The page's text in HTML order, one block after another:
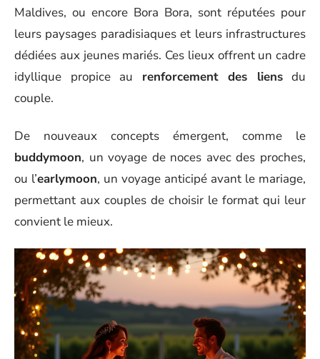
Maldives, ou encore Bora Bora, sont réputées pour
leurs paysages paradisiaques et leurs infrastructures
dédiées aux jeunes mariés. Ces lieux offrent un cadre
idyllique propice au renforcement des liensdu
couple.
De nouveaux concepts émergent, comme le
buddymoon, un voyage de noces avec des proches,
ou l’earlymoon, un voyage anticipé avant le mariage,
permettant aux couples de choisir le format qui leur
convient le mieux.